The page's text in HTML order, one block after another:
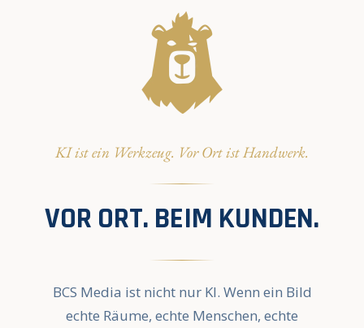
KI ist ein Werkzeug. Vor Ort ist Handwerk.
VOR ORT. BEIM KUNDEN.
BCS Media ist nicht nur KI. Wenn ein Bild
echte Räume, echte Menschen, echte